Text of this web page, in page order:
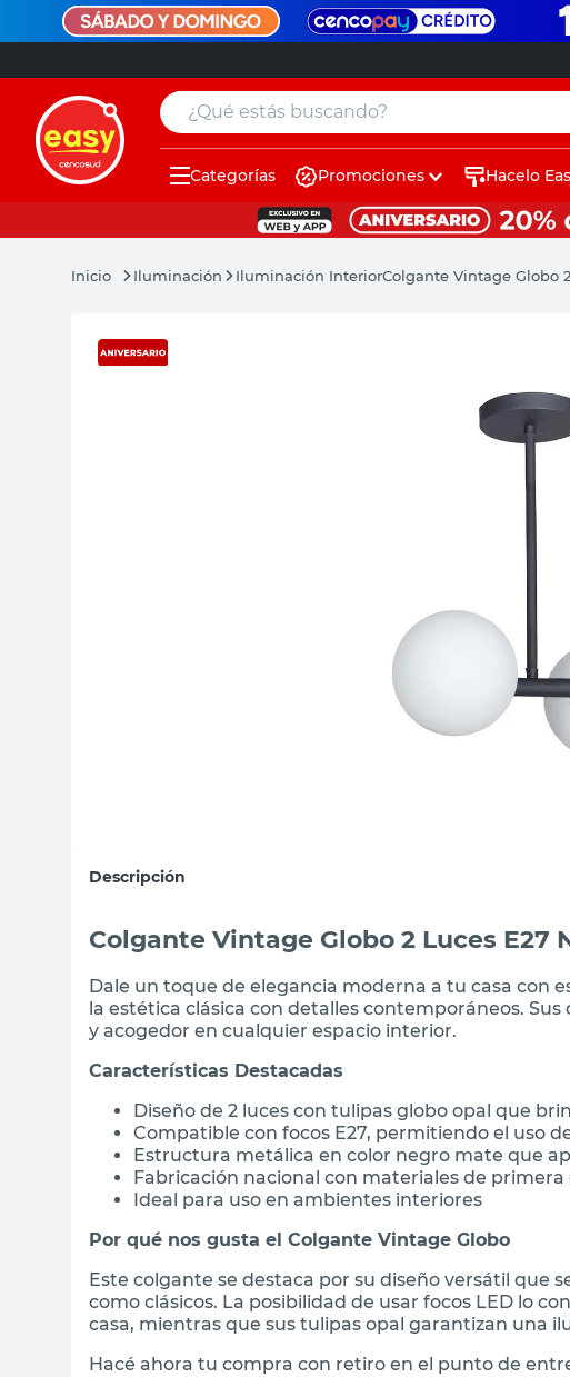
¿Qué estás buscando?
Categorías Promociones Hacelo
Iluminación Iluminación InteriorColgante Vintage Globo
Descripción
Colgante Vintage Globo 2 Luces E27
Dale un toque de elegancia moderna a tu casa con
la estética clásica con detalles contemporáneos.
y acogedor en cualquier espacio interior.
Características Destacadas
Diseño de 2 luces con tulipas globo opal que
Compatible con focos E27, permitiendo el uso
Estructura metálica en color negro mate que
Fabricación nacional con materiales de primera
Ideal para uso en ambientes interiores
Por qué nos gusta el Colgante Vintage Globo
Este colgante se destaca por su diseño versátil que
como clásicos. La posibilidad de usar focos LED lo
casa, mientras que sus tulipas opal garantizan una
Hacé ahora tu compra con retiro en el punto de
muebles